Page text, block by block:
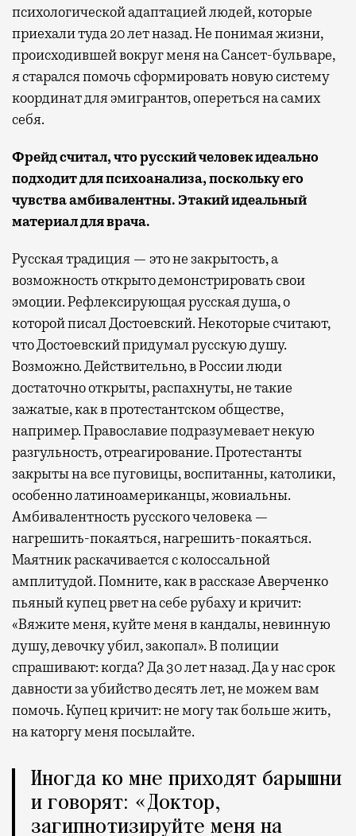
психологической адаптацией людей, которые
приехали туда 20 лет назад. Не понимая жизни,
происходившей вокруг меня на Сансет-бульваре,
я старался помочь сформировать новую систему
координат для эмигрантов, опереться на самих
себя.
Фрейд считал, что русский человек идеально
подходит для психоанализа, поскольку его
чувства амбивалентны. Этакий идеальный
материал для врача.
Русская традиция — это не закрытость, а
возможность открыто демонстрировать свои
эмоции. Рефлексирующая русская душа, о
которой писал Достоевский. Некоторые считают,
что Достоевский придумал русскую душу.
Возможно. Действительно, в России люди
достаточно открыты, распахнуты, не такие
зажатые, как в протестантском обществе,
например. Православие подразумевает некую
разгульность, отреагирование. Протестанты
закрыты на все пуговицы, воспитанны, католики,
особенно латиноамериканцы, жовиальны.
Амбивалентность русского человека —
нагрешить-покаяться, нагрешить-покаяться.
Маятник раскачивается с колоссальной
амплитудой. Помните, как в рассказе Аверченко
пьяный купец рвет на себе рубаху и кричит:
«Вяжите меня, куйте меня в кандалы, невинную
душу, девочку убил, закопал». В полиции
спрашивают: когда? Да 30 лет назад. Да у нас срок
давности за убийство десять лет, не можем вам
помочь. Купец кричит: не могу так больше жить,
на каторгу меня посылайте.
Иногда ко мне приходят барышни
и говорят: «Доктор,
загипнотизируйте меня на